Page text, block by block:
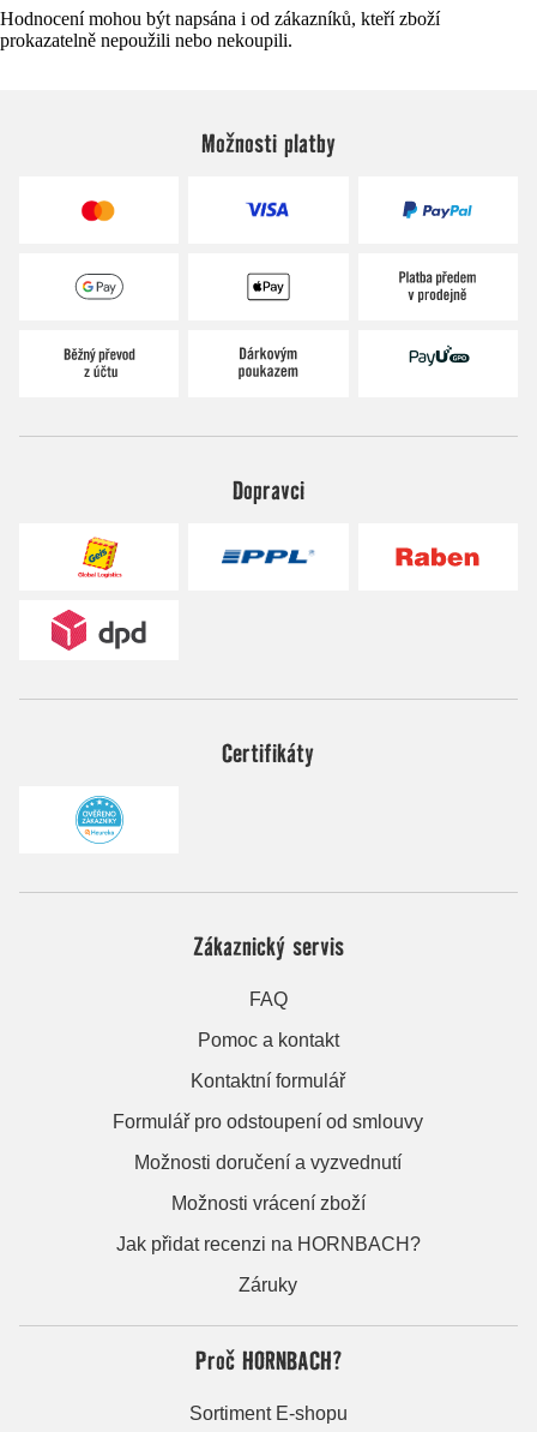
Hodnocení mohou být napsána i od zákazníků, kteří zboží
prokazatelně nepoužili nebo nekoupili.
Možnosti platby
Dopravci
Certifikáty
Zákaznický servis
FAQ
Pomoc a kontakt
Kontaktní formulář
Formulář pro odstoupení od smlouvy
Možnosti doručení a vyzvednutí
Možnosti vrácení zboží
Jak přidat recenzi na HORNBACH?
Záruky
Proč HORNBACH?
Sortiment E-shopu